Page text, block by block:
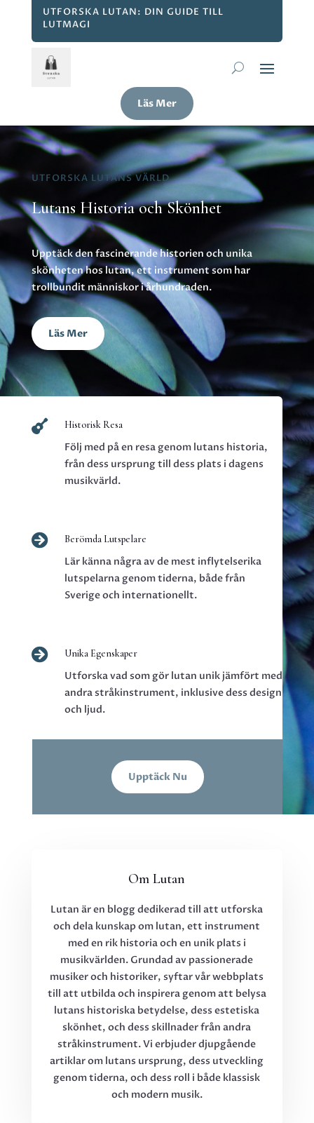
UTFORSKA LUTAN: DIN GUIDE TILL
LUTMAGI
Läs Mer
UTFORSKA LUTANS VÄRLD
Lutans Historia och Skönhet
Upptäck den fascinerande historien och unika
skönheten hos lutan, ett instrument som har
trollbundit människor i århundraden.
Läs Mer
 Historisk Resa
Följ med på en resa genom lutans historia,
från dess ursprung till dess plats i dagens
musikvärld.
 Berömda Lutspelare
Lär känna några av de mest inflytelserika
lutspelarna genom tiderna, både från
Sverige och internationellt.
 Unika Egenskaper
Utforska vad som gör lutan unik jämfört med
andra stråkinstrument, inklusive dess design
och ljud.
Upptäck Nu
Om Lutan
Lutan är en blogg dedikerad till att utforska
och dela kunskap om lutan, ett instrument
med en rik historia och en unik plats i
musikvärlden. Grundad av passionerade
musiker och historiker, syftar vår webbplats
till att utbilda och inspirera genom att belysa
lutans historiska betydelse, dess estetiska
skönhet, och dess skillnader från andra
stråkinstrument. Vi erbjuder djupgående
artiklar om lutans ursprung, dess utveckling
genom tiderna, och dess roll i både klassisk
och modern musik.